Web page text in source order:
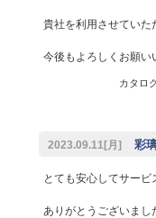
貴社を利用させていた
今後もよろしくお願い
カタロ
2023.09.11[月] 彩
とても安心してサービ
ありがとうございまし